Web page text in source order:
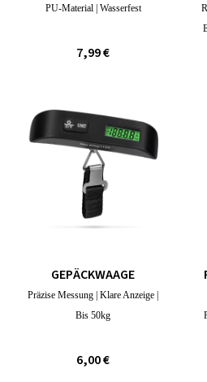
PU-Material | Wasserfest
7,99 €
GEPÄCKWAAGE
Präzise Messung | Klare Anzeige |
Bis 50kg
6,00 €